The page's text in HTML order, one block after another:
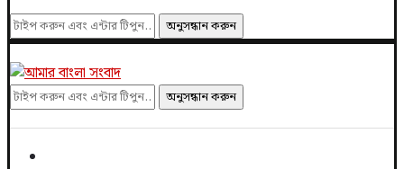
অনুসন্ধান করুন
অনুসন্ধান করুন